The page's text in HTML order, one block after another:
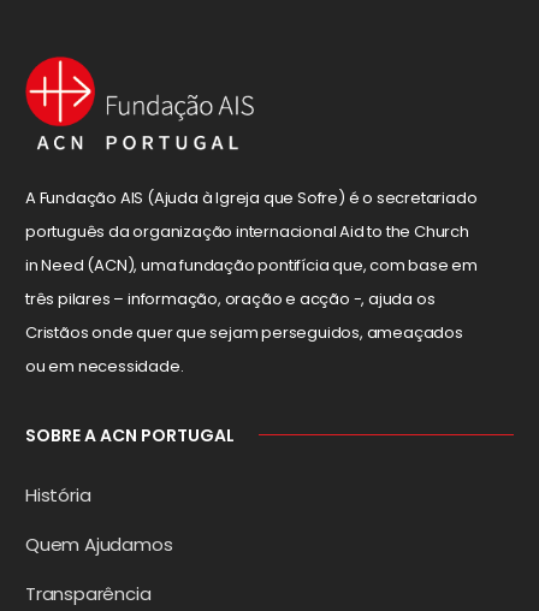
A Fundação AIS (Ajuda à Igreja que Sofre) é o secretariado
português da organização internacional Aid to the Church
in Need (ACN), uma fundação pontifícia que, com base em
três pilares – informação, oração e acção -, ajuda os
Cristãos onde quer que sejam perseguidos, ameaçados
ou em necessidade.
SOBRE A ACN PORTUGAL
História
Quem Ajudamos
Transparência